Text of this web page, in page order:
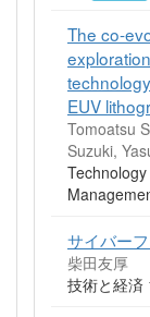
The co-
EUV
Tomoatsu
Suzuki,
サイバー
柴田友厚
技術と経済